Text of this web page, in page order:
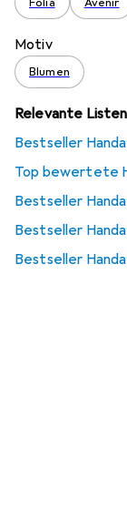
Motiv
Blumen
Relevante Listen
Bestseller
Top bewertete
Bestseller
Bestseller
Bestseller